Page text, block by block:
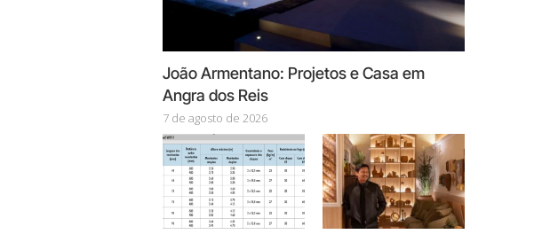
João Armentano: Projetos e Casa em
Angra dos Reis
7 de agosto de 2026